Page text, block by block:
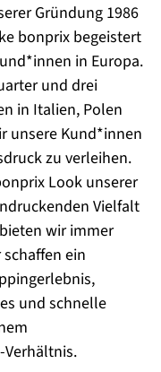
Gründung 1986
bonprix begeistert
in Europa.
und drei
in Italien, Polen
unsere Kund*innen
zu verleihen.
Look unserer
Vielfalt
wir immer
ein
und schnelle
Verhältnis.